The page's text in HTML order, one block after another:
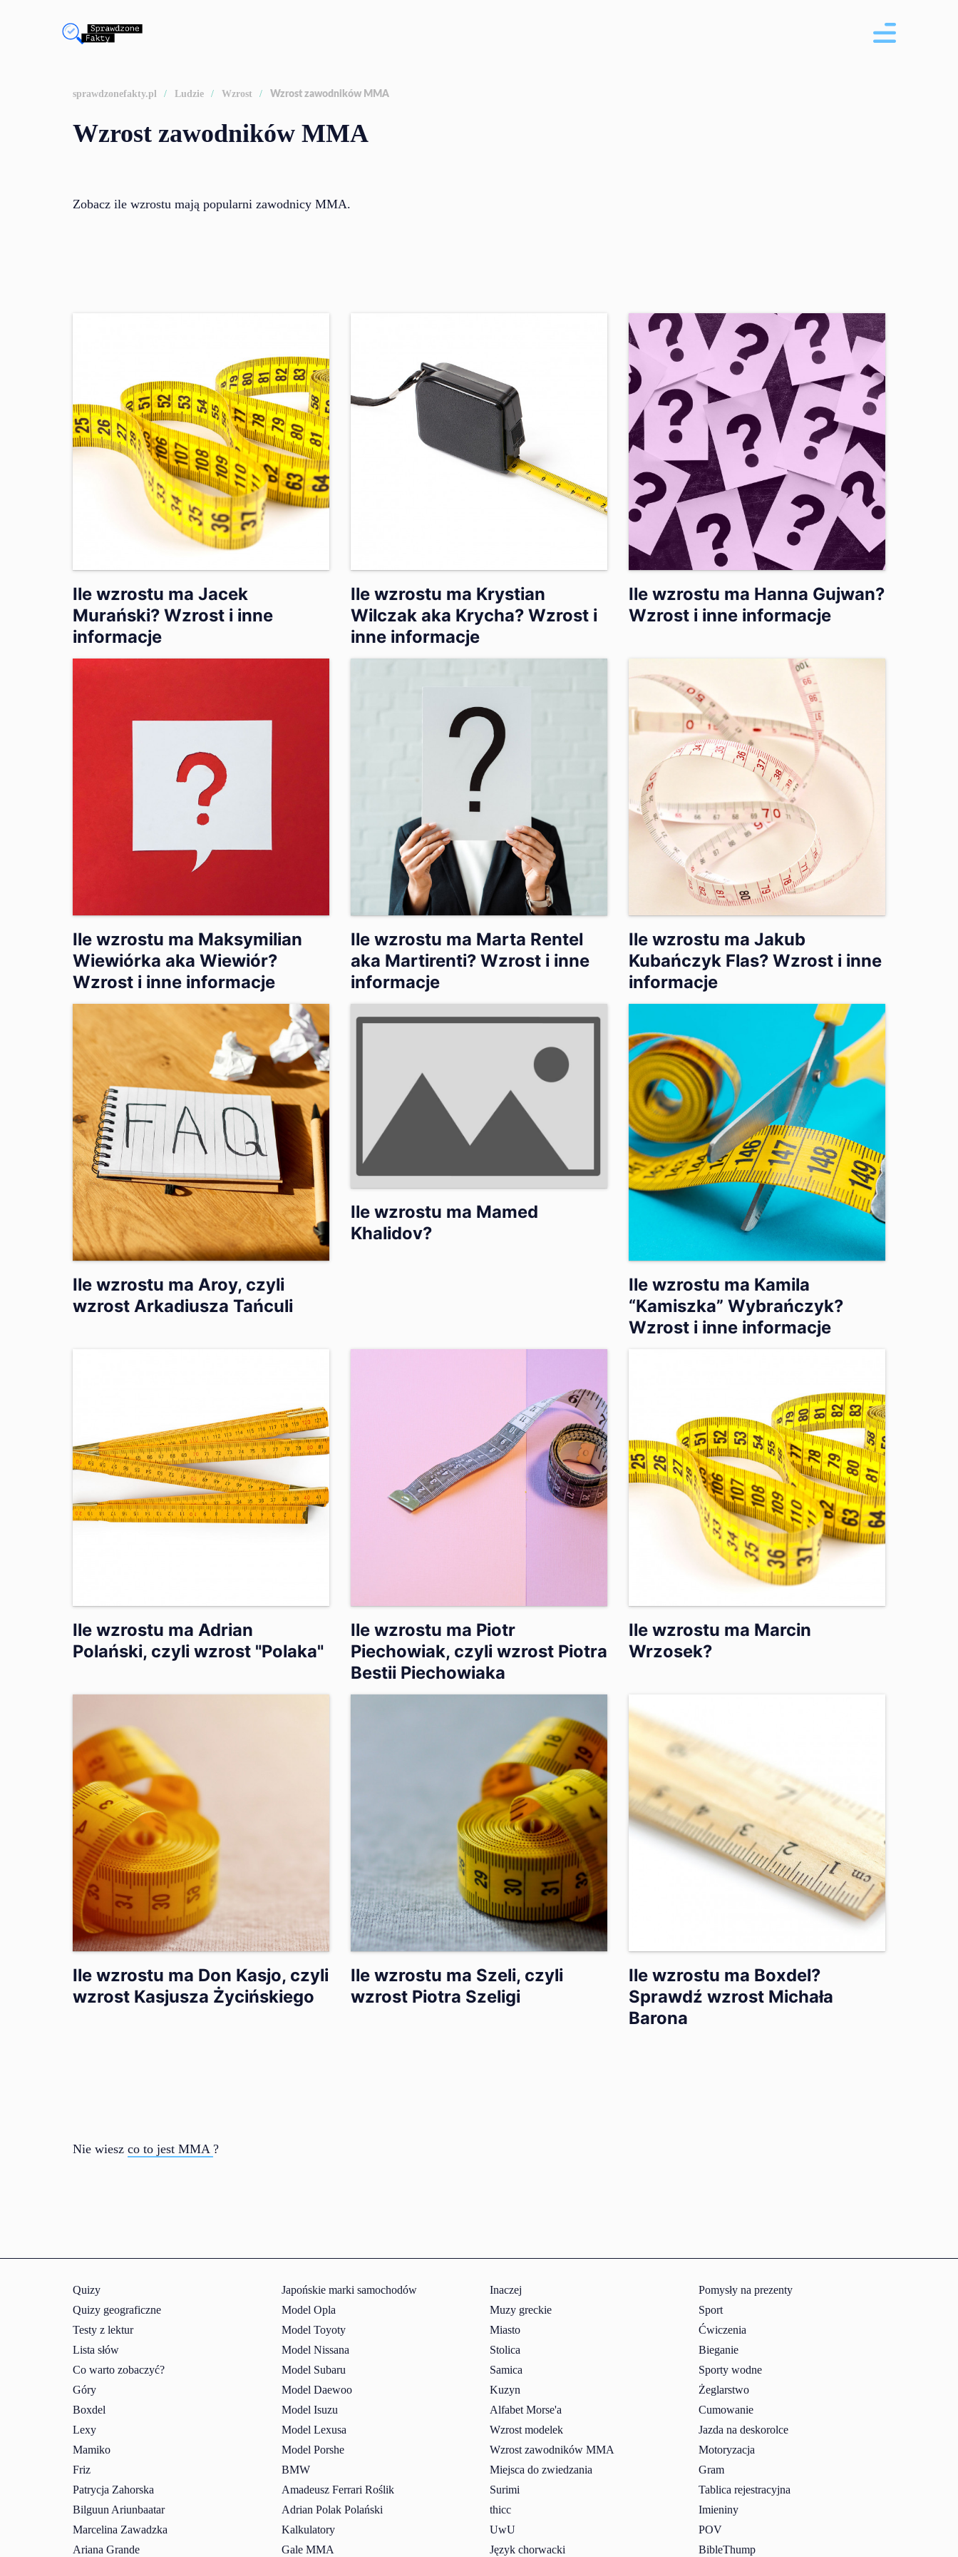
sprawdzonefakty.pl Ludzie Wzrost Wzrost zawodników MMA
Wzrost zawodników MMA
Zobacz ile wzrostu mają popularni zawodnicy MMA.
Ile wzrostu ma Jacek
Murański? Wzrost i inne
informacje
Ile wzrostu ma Krystian
Wilczak aka Krycha? Wzrost i
inne informacje
Ile wzrostu ma Hanna Gujwan?
Wzrost i inne informacje
Ile wzrostu ma Maksymilian
Wiewiórka aka Wiewiór?
Wzrost i inne informacje
Ile wzrostu ma Marta Rentel
aka Martirenti? Wzrost i inne
informacje
Ile wzrostu ma Jakub
Kubańczyk Flas? Wzrost i inne
informacje
Ile wzrostu ma Aroy, czyli
wzrost Arkadiusza Tańculi
Ile wzrostu ma Mamed
Khalidov?
Ile wzrostu ma Kamila
“Kamiszka” Wybrańczyk?
Wzrost i inne informacje
Ile wzrostu ma Adrian
Polański, czyli wzrost "Polaka"
Ile wzrostu ma Piotr
Piechowiak, czyli wzrost Piotra
Bestii Piechowiaka
Ile wzrostu ma Marcin
Wrzosek?
Ile wzrostu ma Don Kasjo, czyli
wzrost Kasjusza Życińskiego
Ile wzrostu ma Szeli, czyli
wzrost Piotra Szeligi
Ile wzrostu ma Boxdel?
Sprawdź wzrost Michała
Barona
Nie wiesz co to jest MMA ?
Quizy
Quizy geograficzne
Testy z lektur
Lista słów
Co warto zobaczyć?
Góry
Boxdel
Lexy
Mamiko
Friz
Patrycja Zahorska
Bilguun Ariunbaatar
Marcelina Zawadzka
Ariana Grande
Japońskie marki samochodów
Model Opla
Model Toyoty
Model Nissana
Model Subaru
Model Daewoo
Model Isuzu
Model Lexusa
Model Porshe
BMW
Amadeusz Ferrari Roślik
Adrian Polak Polański
Kalkulatory
Gale MMA
Inaczej
Muzy greckie
Miasto
Stolica
Samica
Kuzyn
Alfabet Morse'a
Wzrost modelek
Wzrost zawodników MMA
Miejsca do zwiedzania
Surimi
thicc
UwU
Język chorwacki
Pomysły na prezenty
Sport
Ćwiczenia
Bieganie
Sporty wodne
Żeglarstwo
Cumowanie
Jazda na deskorolce
Motoryzacja
Gram
Tablica rejestracyjna
Imieniny
POV
BibleThump